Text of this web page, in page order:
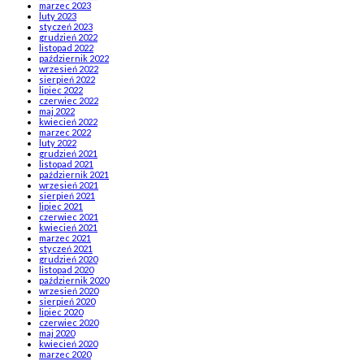
marzec 2023
luty 2023
styczeń 2023
grudzień 2022
listopad 2022
październik 2022
wrzesień 2022
sierpień 2022
lipiec 2022
czerwiec 2022
maj 2022
kwiecień 2022
marzec 2022
luty 2022
grudzień 2021
listopad 2021
październik 2021
wrzesień 2021
sierpień 2021
lipiec 2021
czerwiec 2021
kwiecień 2021
marzec 2021
styczeń 2021
grudzień 2020
listopad 2020
październik 2020
wrzesień 2020
sierpień 2020
lipiec 2020
czerwiec 2020
maj 2020
kwiecień 2020
marzec 2020